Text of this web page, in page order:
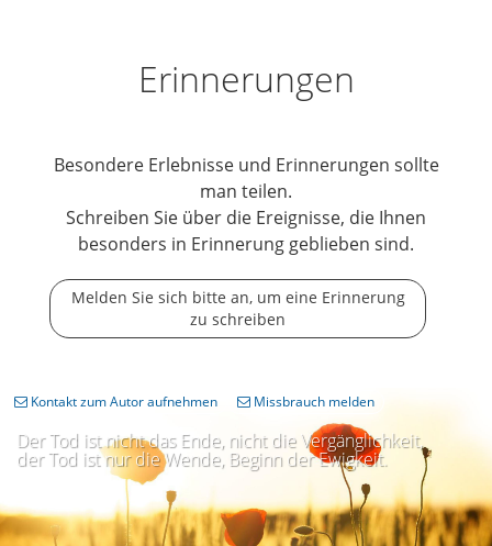
Erinnerungen
Besondere Erlebnisse und Erinnerungen sollte
man teilen.
Schreiben Sie über die Ereignisse, die Ihnen
besonders in Erinnerung geblieben sind.
Melden Sie sich bitte an, um eine Erinnerung
zu schreiben
Der Tod ist nicht das Ende, nicht die Vergänglichkeit,
der Tod ist nur die Wende, Beginn der Ewigkeit.
Kontakt zum Autor aufnehmen Missbrauch melden